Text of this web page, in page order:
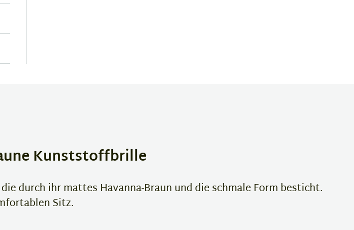
Kunststoffbrille
durch ihr mattes Havanna-Braun und die schmale Form besticht.
Sitz.